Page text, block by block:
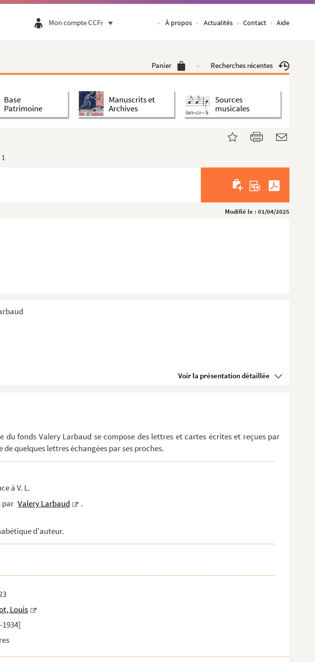
Mon compte CCFr À propos Actualités Contact Aide
Panier Recherches récentes
Base
Patrimoine
Manuscrits et
Archives
Sources
musicales
Modifié le : 01/04/2025
Voir la présentation détaillée
du fonds Valery Larbaud se compose des lettres et cartes écrites et reçues par
de quelques lettres échangées par ses proches.
à V. L.
par Valery Larbaud .
d'auteur.
Louis
1934]